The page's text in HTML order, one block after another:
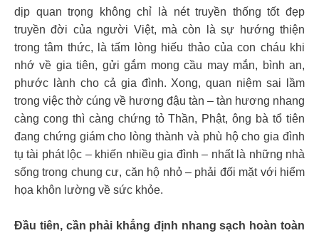
dịp quan trọng không chỉ là nét truyền thống tốt đẹp
truyền đời của người Việt, mà còn là sự hướng thiện
trong tâm thức, là tấm lòng hiếu thảo của con cháu khi
nhớ về gia tiên, gửi gắm mong cầu may mắn, bình an,
phước lành cho cả gia đình. Xong, quan niệm sai lầm
trong việc thờ cúng về hương đậu tàn – tàn hương nhang
càng cong thì càng chứng tỏ Thần, Phật, ông bà tổ tiên
đang chứng giám cho lòng thành và phù hộ cho gia đình
tụ tài phát lộc – khiến nhiều gia đình – nhất là những nhà
sống trong chung cư, căn hộ nhỏ – phải đối mặt với hiểm
họa khôn lường về sức khỏe.
Đầu tiên, cần phải khẳng định nhang sạch hoàn toàn